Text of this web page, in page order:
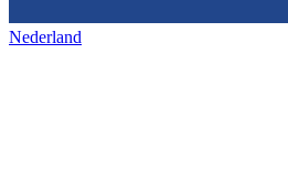
Nederland